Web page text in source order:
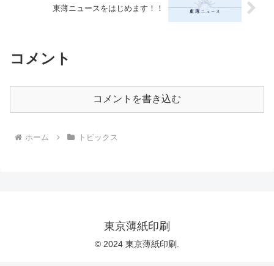
東薄ニュースをはじめます！！
コメント
コメントを書き込む
ホーム トピックス
東京薄紙印刷
© 2024 東京薄紙印刷.